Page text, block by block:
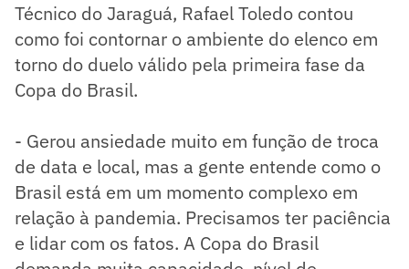
Técnico do Jaraguá, Rafael Toledo contou
como foi contornar o ambiente do elenco em
torno do duelo válido pela primeira fase da
Copa do Brasil.
- Gerou ansiedade muito em função de troca
de data e local, mas a gente entende como o
Brasil está em um momento complexo em
relação à pandemia. Precisamos ter paciência
e lidar com os fatos. A Copa do Brasil